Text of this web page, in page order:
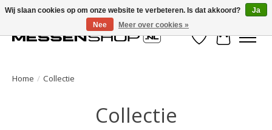
Verlanglijst
Home / Collectie
Collectie
Wij slaan cookies op om onze website te verbeteren. Is dat akkoord?
Ja
Nee
Meer over cookies »